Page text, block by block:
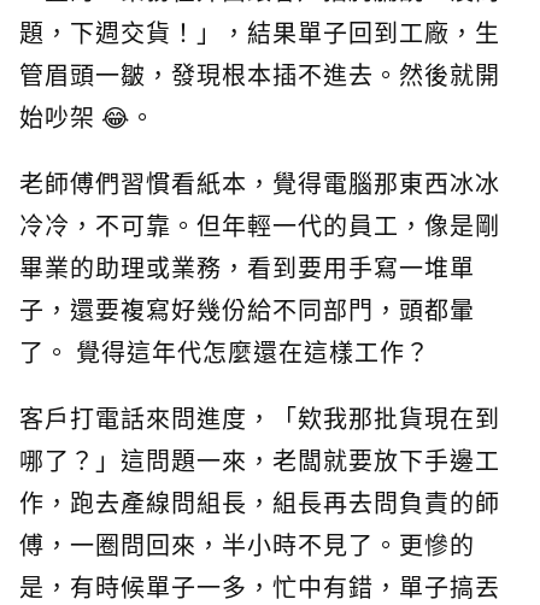
題，下週交貨！」，結果單子回到工廠，生
管眉頭一皺，發現根本插不進去。然後就開
始吵架 😂。
老師傅們習慣看紙本，覺得電腦那東西冰冰
冷冷，不可靠。但年輕一代的員工，像是剛
畢業的助理或業務，看到要用手寫一堆單
子，還要複寫好幾份給不同部門，頭都暈
了。 覺得這年代怎麼還在這樣工作？
客戶打電話來問進度，「欸我那批貨現在到
哪了？」這問題一來，老闆就要放下手邊工
作，跑去產線問組長，組長再去問負責的師
傅，一圈問回來，半小時不見了。更慘的
是，有時候單子一多，忙中有錯，單子搞丟